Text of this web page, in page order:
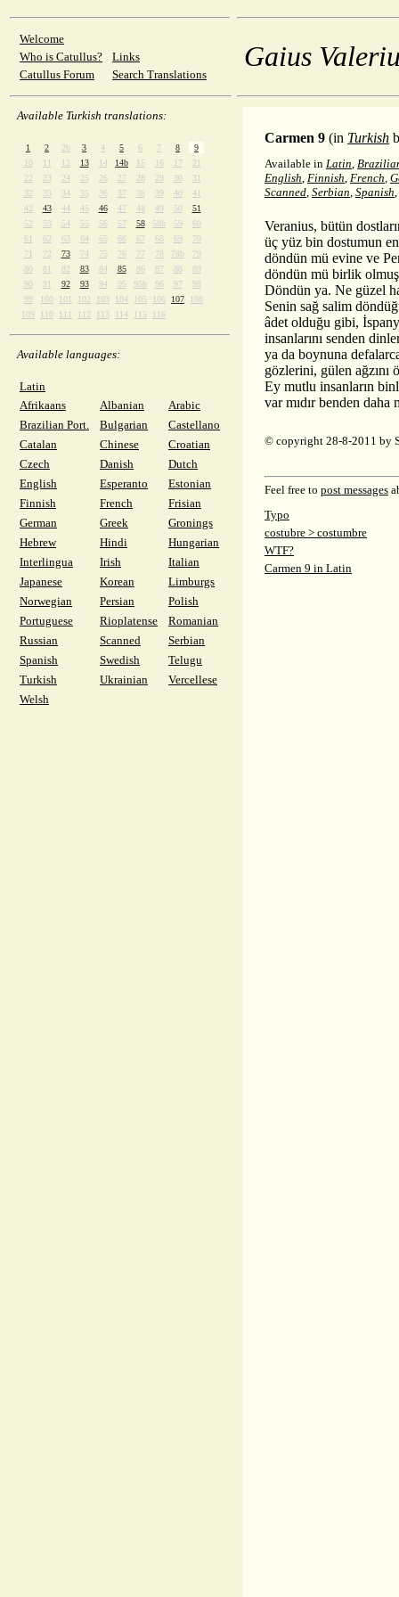
Welcome
Who is Catullus?
Links
Catullus Forum
Search Translations
Available Turkish translations:
1 2 2b 3 4 5 6 7 8
9
10
11 12 13 14 14b 15 16 17
21
22
23 24 25 26 27 28 29 30
31
32
33 34 35 36 37 38 39 40
41
42
43 44 45 46 47 48 49 50
51
52
53 54 55 56 57 58 58b 59
60
61
62 63 64 65 66 67 68 69
70
71
72 73 74 75 76 77 78 78b
79
80
81 82 83 84 85 86 87 88
89
90
91 92 93 94 95 95b 96 97
98
99
100 101 102 103 104 105 106 107
108
109
110 111 112 113 114 115 116
Available languages:
Latin
Afrikaans
Albanian
Arabic
Brazilian Port.
Bulgarian
Castellano
Catalan
Chinese
Croatian
Czech
Danish
Dutch
English
Esperanto
Estonian
Finnish
French
Frisian
German
Greek
Gronings
Hebrew
Hindi
Hungarian
Interlingua
Irish
Italian
Japanese
Korean
Limburgs
Norwegian
Persian
Polish
Portuguese
Rioplatense
Romanian
Russian
Scanned
Serbian
Spanish
Swedish
Telugu
Turkish
Ukrainian
Vercellese
Welsh
Gaius
Carmen 9 (in Turkish
Available in Latin,
English, Finnish, French,
Scanned, Serbian, Spanish
Veranius, bütün
üç yüz bin dostumun
döndün mü evine ve
döndün mü birlik olmuş
Döndün ya. Ne güzel
Senin sağ salim
âdet olduğu gibi,
insanlarını senden
ya da boynuna
gözlerini, gülen ağzını
Ey mutlu insanların
var mıdır benden
© copyright 28-8-2011 by
Feel free to post messages
Typo
costubre > costumbre
WTF?
Carmen 9 in Latin